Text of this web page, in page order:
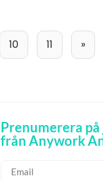
10 11 »
Prenumerera
från Anywork